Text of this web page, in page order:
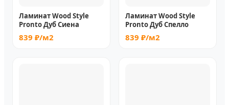
Ламинат Wood Style
Pronto Дуб Сиена
839 ₽/м2
Ламинат Wood Style
Pronto Дуб Спелло
839 ₽/м2